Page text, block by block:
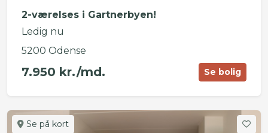
2-værelses i Gartnerbyen!
Ledig nu
5200 Odense
7.950 kr./md. Se bolig
Se på kort